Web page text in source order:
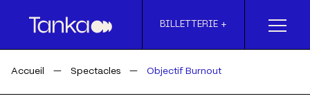
BILLETTERIE +
Accueil Spectacles Objectif Burnout